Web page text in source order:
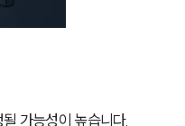
가능성이 높습니다.